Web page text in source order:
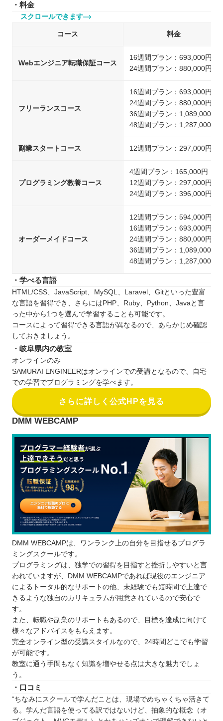
・料金
スクロールできます
コース 料金
Webエンジニア転職保証コース
16週間プラン：693,000円
24週間プラン：880,000円
フリーランスコース
16週間プラン：693,000円
24週間プラン：880,000円
36週間プラン：1,089,000円
48週間プラン：1,287,000円
副業スタートコース 12週間プラン：297,000円
プログラミング教養コース
4週間プラン：165,000円
12週間プラン：297,000円
24週間プラン：396,000円
オーダーメイドコース
12週間プラン：594,000円
16週間プラン：693,000円
24週間プラン：880,000円
36週間プラン：1,089,000円
48週間プラン：1,287,000円
・学べる言語
HTML/CSS、JavaScript、MySQL、Laravel、Gitといった豊富
な言語を習得でき、さらにはPHP、Ruby、Python、Javaと言
った中から1つを選んで学習することも可能です。
コースによって習得できる言語が異なるので、あらかじめ確認
しておきましょう。
・岐阜県内の教室
オンラインのみ
SAMURAI ENGINEERはオンラインでの受講となるので、自宅
での学習でプログラミングを学べます。
さらに詳しく公式HPを見る
DMM WEBCAMP
DMM WEBCAMPは、ワンランク上の自分を目指せるプログラ
ミングスクールです。
プログラミングは、独学での習得を目指すと挫折しやすいと言
われていますが、DMM WEBCAMPであれば現役のエンジニア
によるトータル的なサポートの他、未経験でも短時間で上達で
きるような独自のカリキュラムが用意されているので安心で
す。
また、転職や副業のサポートもあるので、目標を達成に向けて
様々なアドバイスをもらえます。
完全オンライン型の受講スタイルなので、24時間どこでも学習
が可能です。
教室に通う手間もなく知識を増やせる点は大きな魅力でしょ
う。
・口コミ
“ちなみにスクールで学んだことは、現場でめちゃくちゃ活きて
る。学んだ言語を使ってる訳ではないけど、抽象的な概念（オ